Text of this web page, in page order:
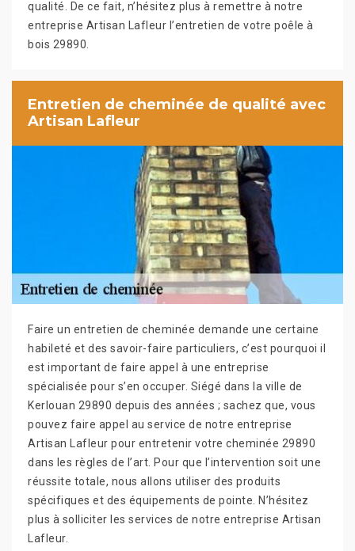
qualité. De ce fait, n’hésitez plus à remettre à notre
entreprise Artisan Lafleur l’entretien de votre poêle à
bois 29890.
Entretien de cheminée de qualité avec
Artisan Lafleur
Faire un entretien de cheminée demande une certaine
habileté et des savoir-faire particuliers, c’est pourquoi il
est important de faire appel à une entreprise
spécialisée pour s’en occuper. Siégé dans la ville de
Kerlouan 29890 depuis des années ; sachez que, vous
pouvez faire appel au service de notre entreprise
Artisan Lafleur pour entretenir votre cheminée 29890
dans les règles de l’art. Pour que l’intervention soit une
réussite totale, nous allons utiliser des produits
spécifiques et des équipements de pointe. N’hésitez
plus à solliciter les services de notre entreprise Artisan
Lafleur.